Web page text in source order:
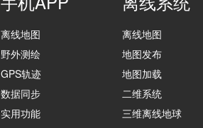
离线地图
野外测绘
GPS轨迹
数据同步
实用功能
离线地图
地图发布
地图加载
二维系统
三维离线地球